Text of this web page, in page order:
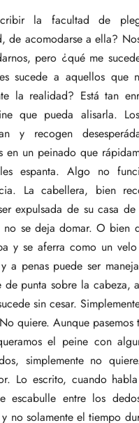
la facultad de
de acomodarse a ella?
pero ¿qué me
sucede a aquellos que
la realidad? Está tan
que pueda alisarla.
y recogen
en un peinado que
espanta. Algo no
La cabellera, bien
expulsada de su casa de
no se deja domar. O bien
y se aferra como un
a penas puede ser
de punta sobre la cabeza,
sin cesar.
quiere. Aunque pasemos
el peine con
simplemente no
Lo escrito, cuando
escabulle entre los
no solamente el tiempo